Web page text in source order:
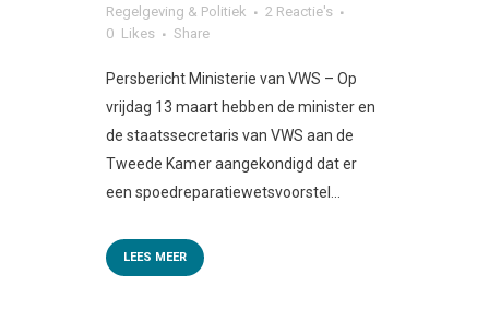
Regelgeving & Politiek
2 Reactie's
0 Likes Share
Persbericht Ministerie van VWS – Op
vrijdag 13 maart hebben de minister en
de staatssecretaris van VWS aan de
Tweede Kamer aangekondigd dat er
een spoedreparatiewetsvoorstel...
LEES MEER